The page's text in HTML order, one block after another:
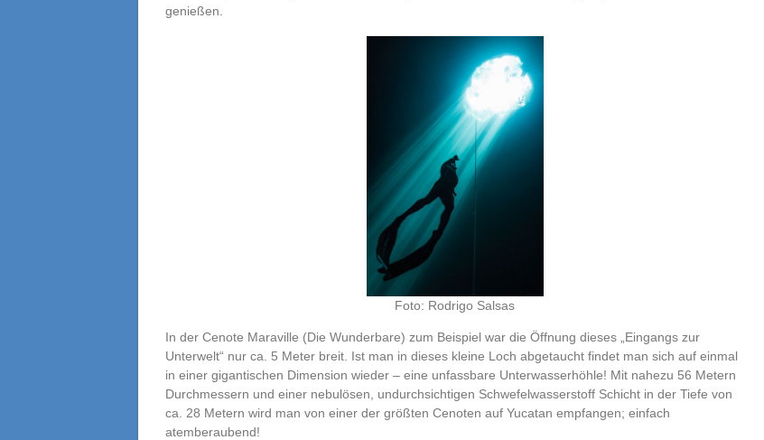
genießen.
Foto: Rodrigo Salsas
In der Cenote Maraville (Die Wunderbare) zum Beispiel war die Öffnung dieses „Eingangs zur
Unterwelt“ nur ca. 5 Meter breit. Ist man in dieses kleine Loch abgetaucht findet man sich auf einmal
in einer gigantischen Dimension wieder – eine unfassbare Unterwasserhöhle! Mit nahezu 56 Metern
Durchmessern und einer nebulösen, undurchsichtigen Schwefelwasserstoff Schicht in der Tiefe von
ca. 28 Metern wird man von einer der größten Cenoten auf Yucatan empfangen; einfach
atemberaubend!